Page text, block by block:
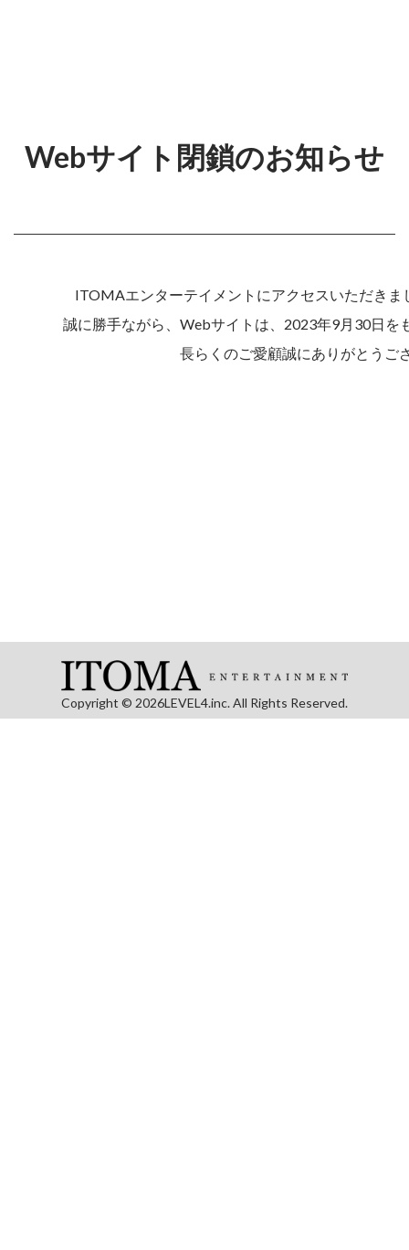
Webサイト閉鎖のお知らせ
ITOMAエンターテイメントにアクセスいただきま
誠に勝手ながら、Webサイトは、2023年9月30日を
長らくのご愛顧誠にありがとうご
Copyright © 2026LEVEL4.inc. All Rights Reserved.